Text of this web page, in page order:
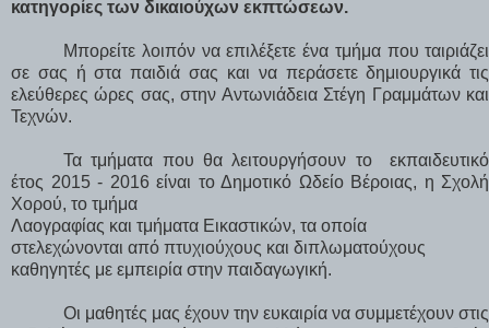
κατηγορίες των δικαιούχων εκπτώσεων.
Μπορείτε λοιπόν να επιλέξετε ένα τμήμα που ταιριάζει
σε σας ή στα παιδιά σας και να περάσετε δημιουργικά τις
ελεύθερες ώρες σας, στην Αντωνιάδεια Στέγη Γραμμάτων και
Τεχνών.
Τα τμήματα που θα λειτουργήσουν το
εκπαιδευτικό
έτος 2015 - 2016 είναι το Δημοτικό Ωδείο Βέροιας, η Σχολή
Χορού, το τμήμα
Λαογραφίας και τμήματα Εικαστικών, τα οποία
στελεχώνονται από πτυχιούχους και διπλωματούχους
καθηγητές με εμπειρία στην παιδαγωγική.
Οι μαθητές μας έχουν την ευκαιρία να συμμετέχουν στις